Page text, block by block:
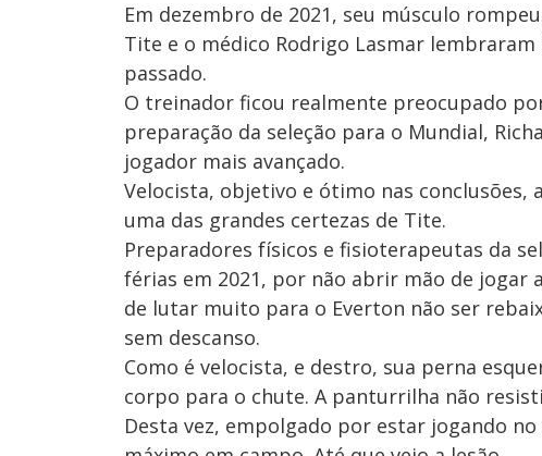
Em dezembro de 2021, seu músculo
Tite e o médico Rodrigo Lasmar
passado.
O treinador ficou realmente preocupado
preparação da seleção para o Mundial,
jogador mais avançado.
Velocista, objetivo e ótimo nas
uma das grandes certezas de Tite.
Preparadores físicos e fisioterapeutas da
férias em 2021, por não abrir mão de jogar
de lutar muito para o Everton não ser
sem descanso.
Como é velocista, e destro, sua perna
corpo para o chute. A panturrilha não
Desta vez, empolgado por estar jogando